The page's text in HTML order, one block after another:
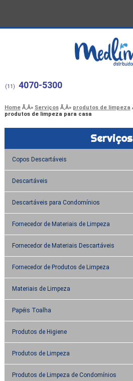
(11) 4070-5300
Home Serviços
produtos de limpeza
produtos de limpeza para casa
Serviços
Copos Descartáveis
Descartáveis
Descartáveis para Condomínios
Fornecedor de Materiais de Limpeza
Fornecedor de Materiais Descartáveis
Fornecedor de Produtos de Limpeza
Materiais de Limpeza
Papéis Toalha
Produtos de Higiene
Produtos de Limpeza
Produtos de Limpeza de Condomínios